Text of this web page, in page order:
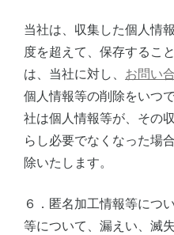
当社は、収集した個人情
度を超えて、保存するこ
は、当社に対し、 お問い
個人情報等の削除をいつ
社は個人情報等が、その
らし必要でなくなった場
除いたします。
６．匿名加工情報等に
等について、漏えい、滅